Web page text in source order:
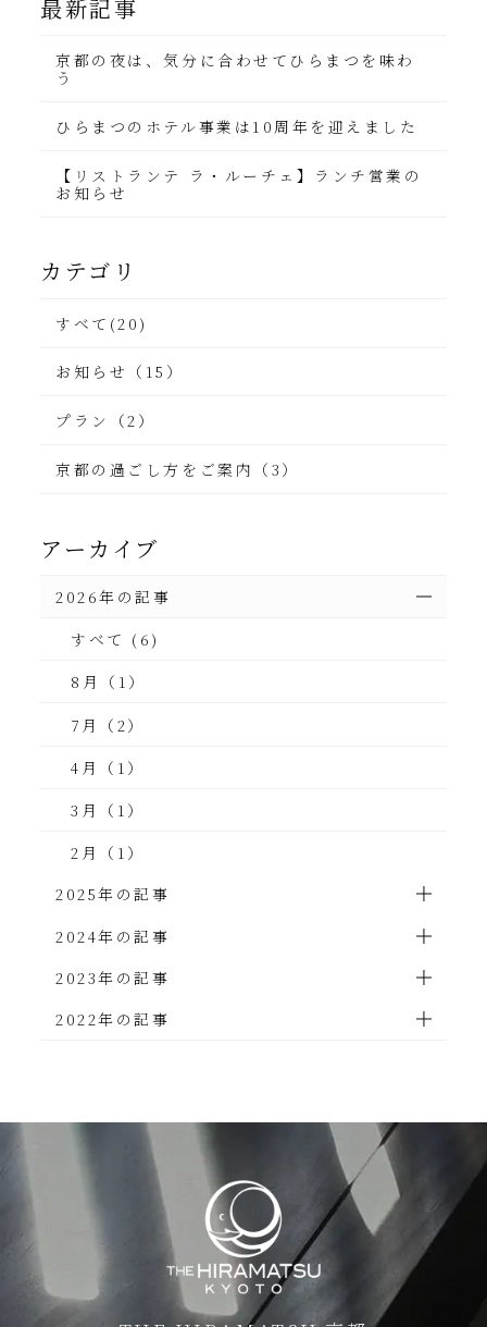
最新記事
京都の夜は、気分に合わせてひらまつを味わ
う
ひらまつのホテル事業は10周年を迎えました
【リストランテ ラ・ルーチェ】ランチ営業の
お知らせ
カテゴリ
すべて(20)
お知らせ（15）
プラン（2）
京都の過ごし方をご案内（3）
アーカイブ
2026年の記事
すべて (6)
8月（1）
7月（2）
4月（1）
3月（1）
2月（1）
2025年の記事
2024年の記事
2023年の記事
2022年の記事